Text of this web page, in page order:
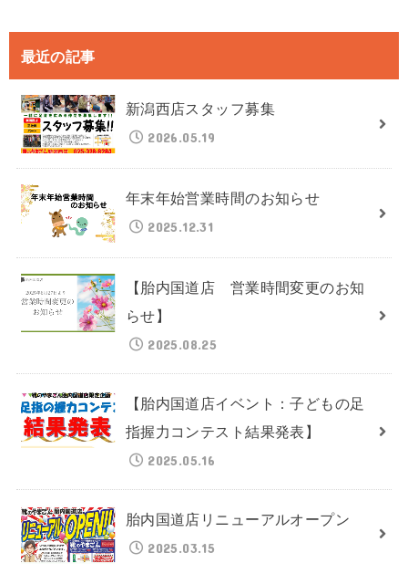
最近の記事
新潟西店スタッフ募集
2026.05.19
年末年始営業時間のお知らせ
2025.12.31
【胎内国道店 営業時間変更のお知
らせ】
2025.08.25
【胎内国道店イベント：子どもの足
指握力コンテスト結果発表】
2025.05.16
胎内国道店リニューアルオープン
2025.03.15